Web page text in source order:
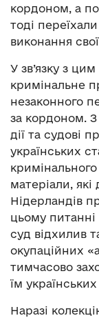
кордоном, а
тоді
виконання
У зв’язку з
кримінальне
незаконного
за кордоном. З
дії та судові
українських
матеріали,
Нідерландів
цьому питанні
суд відхилив
окупаційних
тимчасово
їм
Наразі